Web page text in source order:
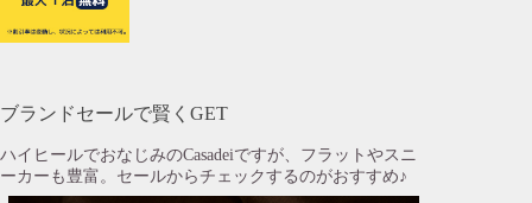
ブランドセールで賢くGET
ハイヒールでおなじみのCasadeiですが、フラットやスニ
ーカーも豊富。セールからチェックするのがおすすめ♪